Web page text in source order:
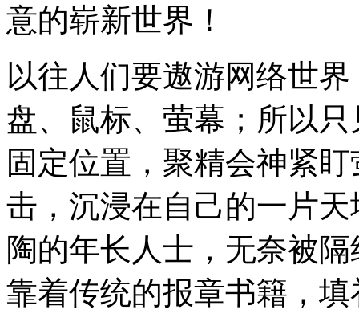
意的崭新世界！
以往人们要遨游网络世
盘、鼠标、萤幕；所以
固定位置，聚精会神紧
击，沉浸在自己的一片
陶的年长人士，无奈被
靠着传统的报章书籍，